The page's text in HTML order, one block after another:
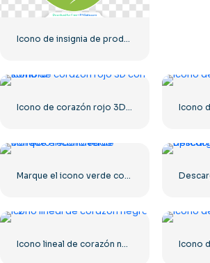
Icono
Icono